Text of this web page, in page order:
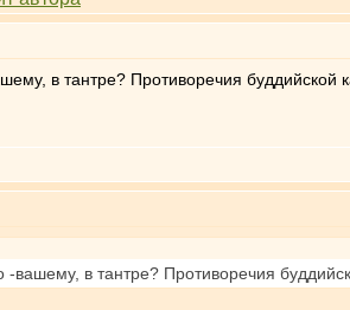
в тантре? Противоречия буддийской
в тантре? Противоречия